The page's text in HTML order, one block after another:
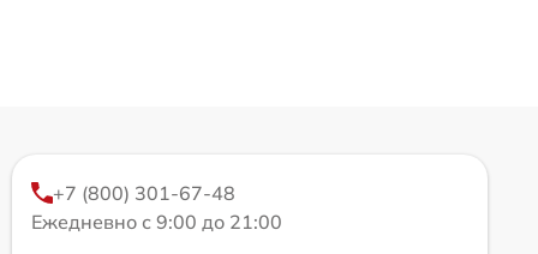
+7 (800) 301-67-48
Ежедневно с 9:00 до 21:00